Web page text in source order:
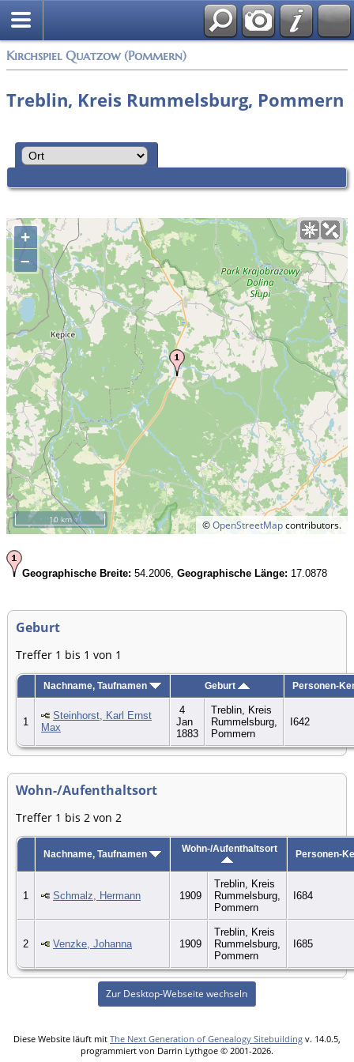
Kirchspiel Quatzow (Pommern)
Treblin, Kreis Rummelsburg, Pommern
+
–
©OpenStreetMapcontributors.
10 km
Geographische Breite: 54.2006, Geographische Länge: 17.0878
Geburt
Treffer 1 bis 1 von 1
Nachname, Taufnamen Geburt Personen-
1
Steinhorst, Karl Ernst
Max
4
Jan
1883
Treblin, Kreis
Rummelsburg,
Pommern
I642
Wohn-/Aufenthaltsort
Treffer 1 bis 2 von 2
Nachname, Taufnamen Wohn-/Aufenthaltsort Personen-
1 Schmalz, Hermann 1909
Treblin, Kreis
Rummelsburg,
Pommern
I684
2 Venzke, Johanna 1909
Treblin, Kreis
Rummelsburg,
Pommern
I685
Zur Desktop-Webseite wechseln
Diese Website läuft mit The Next Generation of Genealogy Sitebuilding v. 14.0.5,
programmiert von Darrin Lythgoe © 2001-2026.